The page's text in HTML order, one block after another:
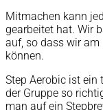
Mitmachen kann
gearbeitet hat. Wir
auf, so dass wir am
können.
Step Aerobic ist
der Gruppe so
man auf ein